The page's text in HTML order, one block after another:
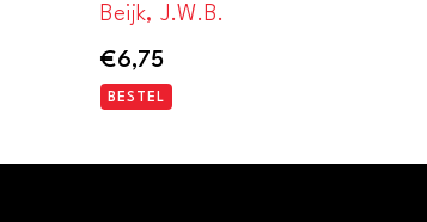
Beijk, J.W.B.
€6,75
BESTEL